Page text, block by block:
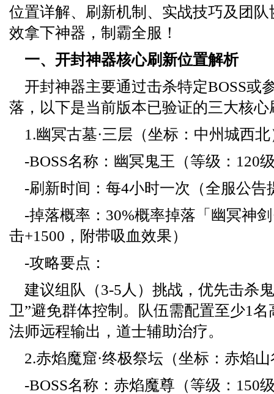
位置详解、刷新机制、实战技巧及团
效拿下神器，制霸全服！
一、开封神器核心刷新位置解析
开封神器主要通过击杀特定BOSS或
落，以下是当前版本已验证的三大核心
1.幽冥古墓·三层（坐标：中州城西北
-BOSS名称：幽冥鬼王（等级：120
-刷新时间：每4小时一次（全服公告
-掉落概率：30%概率掉落「幽冥神
击+1500，附带吸血效果）
-攻略要点：
建议组队（3-5人）挑战，优先击杀
卫”避免群体控制。队伍需配置至少1
法师远程输出，道士辅助治疗。
2.赤焰魔窟·终极祭坛（坐标：赤焰
-BOSS名称：赤焰魔尊（等级：150